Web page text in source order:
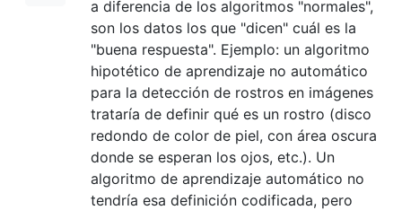
a diferencia de los algoritmos "normales",
son los datos los que "dicen" cuál es la
"buena respuesta". Ejemplo: un algoritmo
hipotético de aprendizaje no automático
para la detección de rostros en imágenes
trataría de definir qué es un rostro (disco
redondo de color de piel, con área oscura
donde se esperan los ojos, etc.). Un
algoritmo de aprendizaje automático no
tendría esa definición codificada, pero